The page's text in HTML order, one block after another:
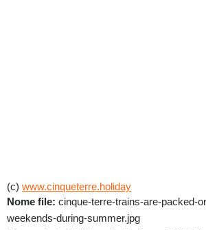
(c) www.cinqueterre.holiday
Nome file: cinque-terre-trains-are-packed-
weekends-during-summer.jpg